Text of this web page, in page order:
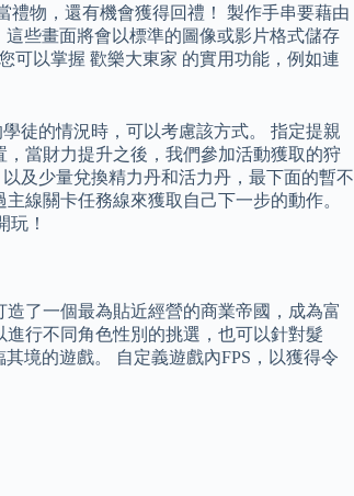
物，還有機會獲得回禮！ 製作手串要藉由
些畫面將會以標準的圖像或影片格式儲存
可以掌握 歡樂大東家 的實用功能，例如連
徒的情況時，可以考慮該方式。 指定提親
當財力提升之後，我們參加活動獲取的狩
及少量兌換精力丹和活力丹，最下面的暫不
線關卡任務線來獲取自己下一步的動作。
玩！
了一個最為貼近經營的商業帝國，成為富
行不同角色性別的挑選，也可以針對髮
境的遊戲。 自定義遊戲內FPS，以獲得令